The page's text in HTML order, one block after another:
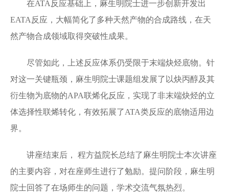
在ATA反应基础上，麻生明院士进一步创新开发出
EATA反应，大幅简化了多种天然产物的合成路线，在天
然产物合成领域取得突破性成果。
尽管如此，上述反应体系仍受限于末端炔烃底物。针
对这一关键瓶颈，麻生明院士课题组发展了以炔丙醇及其
衍生物为底物的APA联烯化反应，实现了非末端炔烃的立
体选择性联烯转化，有效拓展了ATA类反应的底物适用边
界。
讲座结束后， 程方益院长总结了麻生明院士本次讲座
的主要内容，对在座师生进行了勉励。提问阶段，麻生明
院士回答了在场师生的问题，学术交流气氛热烈。